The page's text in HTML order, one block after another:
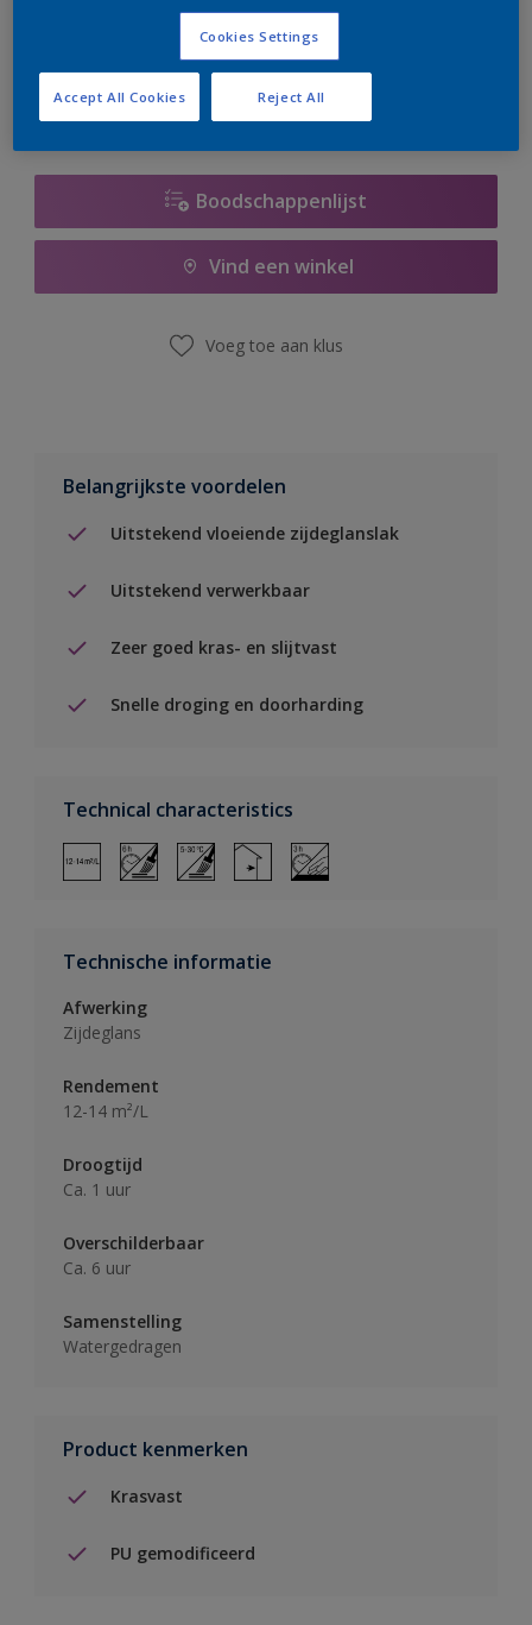
er hard aan om de voorraad aan te vullen.
Boodschappenlijst
Vind een winkel
Voeg toe aan klus
Belangrijkste voordelen
Uitstekend vloeiende zijdeglanslak
Uitstekend verwerkbaar
Zeer goed kras- en slijtvast
Snelle droging en doorharding
Technical characteristics
Technische informatie
Afwerking
Zijdeglans
Rendement
12-14 m²/L
Droogtijd
Ca. 1 uur
Overschilderbaar
Ca. 6 uur
Samenstelling
Watergedragen
Product kenmerken
Krasvast
PU gemodificeerd
Cookies Settings
Reject All
Accept All Cookies